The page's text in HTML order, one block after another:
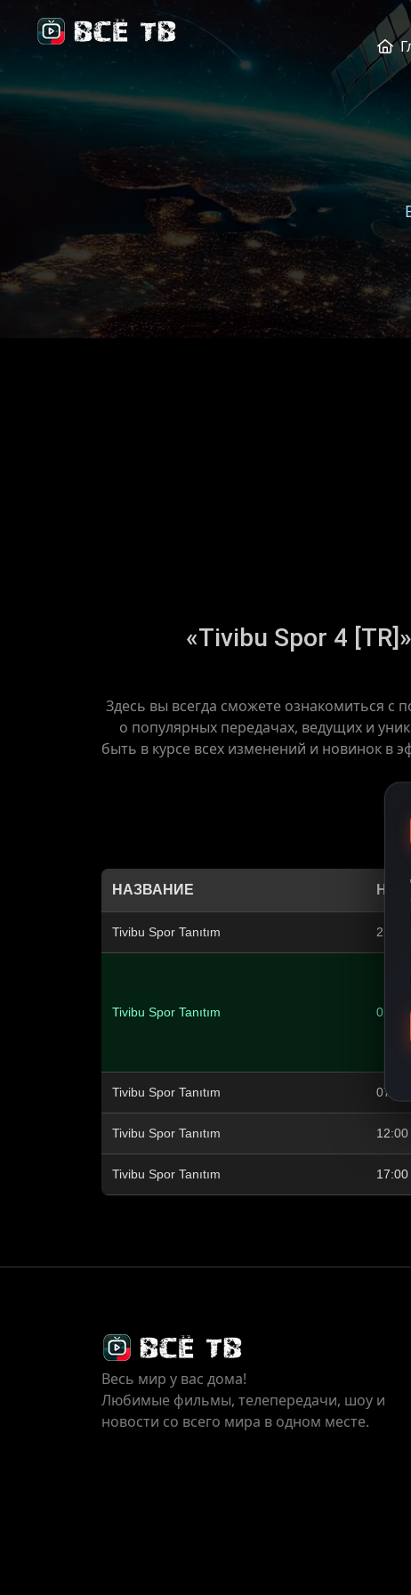
«Tivibu Spor 4
Здесь вы всегда сможете ознакомиться с
о популярных передачах, ведущих и
быть в курсе всех изменений и новинок в
НАЗВАНИЕ
Tivibu Spor Tanıtım 21:00
Tivibu Spor Tanıtım 02:00
Tivibu Spor Tanıtım 07:00
Tivibu Spor Tanıtım 12:00
Tivibu Spor Tanıtım 17:00
Весь мир у вас дома!
Любимые фильмы, телепередачи, шоу и
новости со всего мира в одном месте.